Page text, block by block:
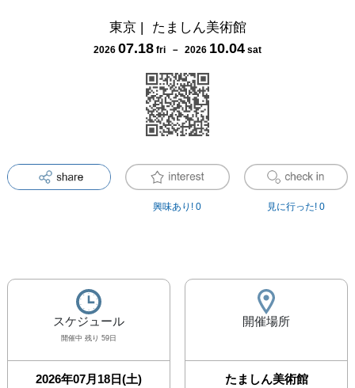
東京| たましん美術館
2026 07.18 fri － 2026 10.04 sat
興味あり! 0 見に行った! 0
スケジュール
開催中 残り 59日
2026年07月18日(土)
開催場所
たましん美術館